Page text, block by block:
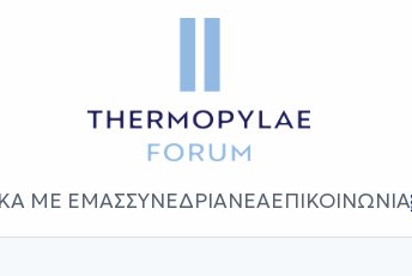
ΜΕ ΕΜΑΣΣΥΝΕΔΡΙΑΝΕΑΕΠΙΚΟΙΝΩΝΙΑ